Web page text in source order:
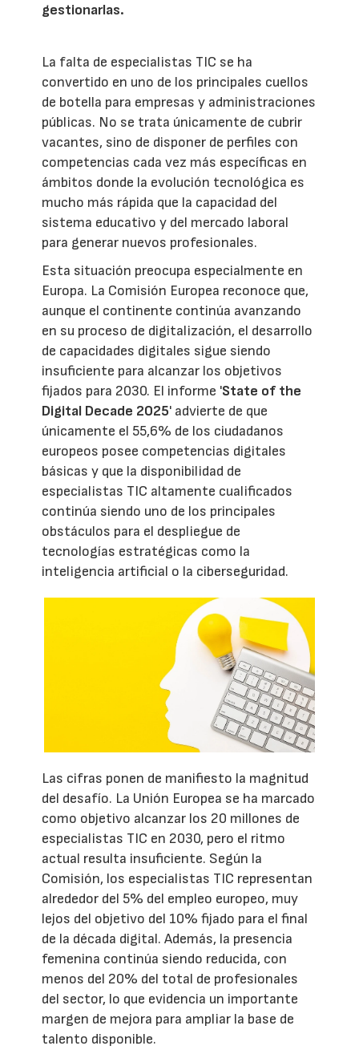
gestionarlas.
La falta de especialistas TIC se ha
convertido en uno de los principales cuellos
de botella para empresas y administraciones
públicas. No se trata únicamente de cubrir
vacantes, sino de disponer de perfiles con
competencias cada vez más específicas en
ámbitos donde la evolución tecnológica es
mucho más rápida que la capacidad del
sistema educativo y del mercado laboral
para generar nuevos profesionales.
Esta situación preocupa especialmente en
Europa. La Comisión Europea reconoce que,
aunque el continente continúa avanzando
en su proceso de digitalización, el desarrollo
de capacidades digitales sigue siendo
insuficiente para alcanzar los objetivos
fijados para 2030. El informe 'State of the
Digital Decade 2025' advierte de que
únicamente el 55,6% de los ciudadanos
europeos posee competencias digitales
básicas y que la disponibilidad de
especialistas TIC altamente cualificados
continúa siendo uno de los principales
obstáculos para el despliegue de
tecnologías estratégicas como la
inteligencia artificial o la ciberseguridad.
Las cifras ponen de manifiesto la magnitud
del desafío. La Unión Europea se ha marcado
como objetivo alcanzar los 20 millones de
especialistas TIC en 2030, pero el ritmo
actual resulta insuficiente. Según la
Comisión, los especialistas TIC representan
alrededor del 5% del empleo europeo, muy
lejos del objetivo del 10% fijado para el final
de la década digital. Además, la presencia
femenina continúa siendo reducida, con
menos del 20% del total de profesionales
del sector, lo que evidencia un importante
margen de mejora para ampliar la base de
talento disponible.